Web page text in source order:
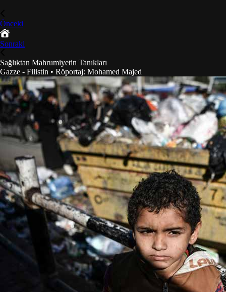
Önceki
Sonraki
Sağlıktan Mahrumiyetin Tanıkları
Gazze - Filistin • Röportaj: Mohamed Majed